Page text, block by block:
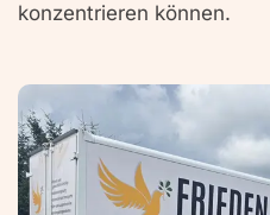
konzentrieren können.